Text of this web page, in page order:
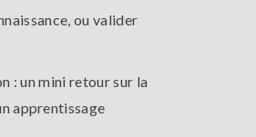
ou valider
: un mini retour sur la
apprentissage